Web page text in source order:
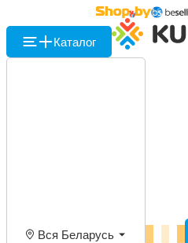
Каталог
Вся Беларусь